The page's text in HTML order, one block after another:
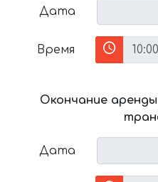
Дата
Время
Окончание
Дата